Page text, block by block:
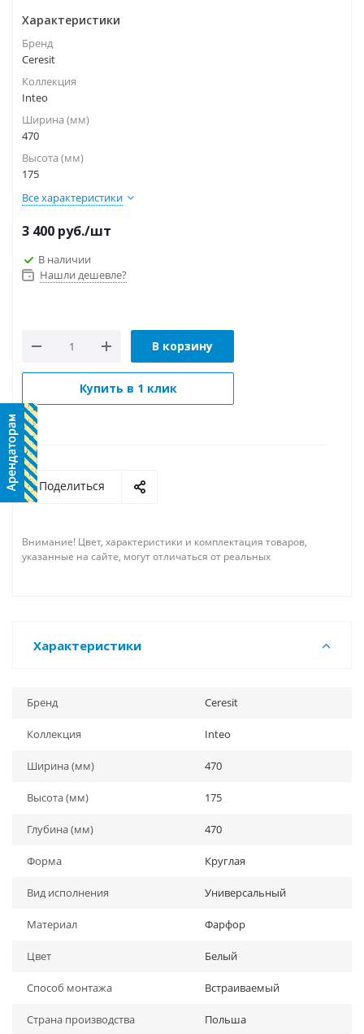
Характеристики
Бренд
Ceresit
Коллекция
Inteo
Ширина (мм)
470
Высота (мм)
175
Все характеристики
3 400 руб./шт
В наличии
Нашли дешевле?
В корзину
Купить в 1 клик
Поделиться
Внимание! Цвет, характеристики и комплектация товаров,
указанные на сайте, могут отличаться от реальных
Характеристики
Бренд Ceresit
Коллекция Inteo
Ширина (мм) 470
Высота (мм) 175
Глубина (мм) 470
Форма Круглая
Вид исполнения Универсальный
Материал Фарфор
Цвет Белый
Способ монтажа Встраиваемый
Страна производства Польша